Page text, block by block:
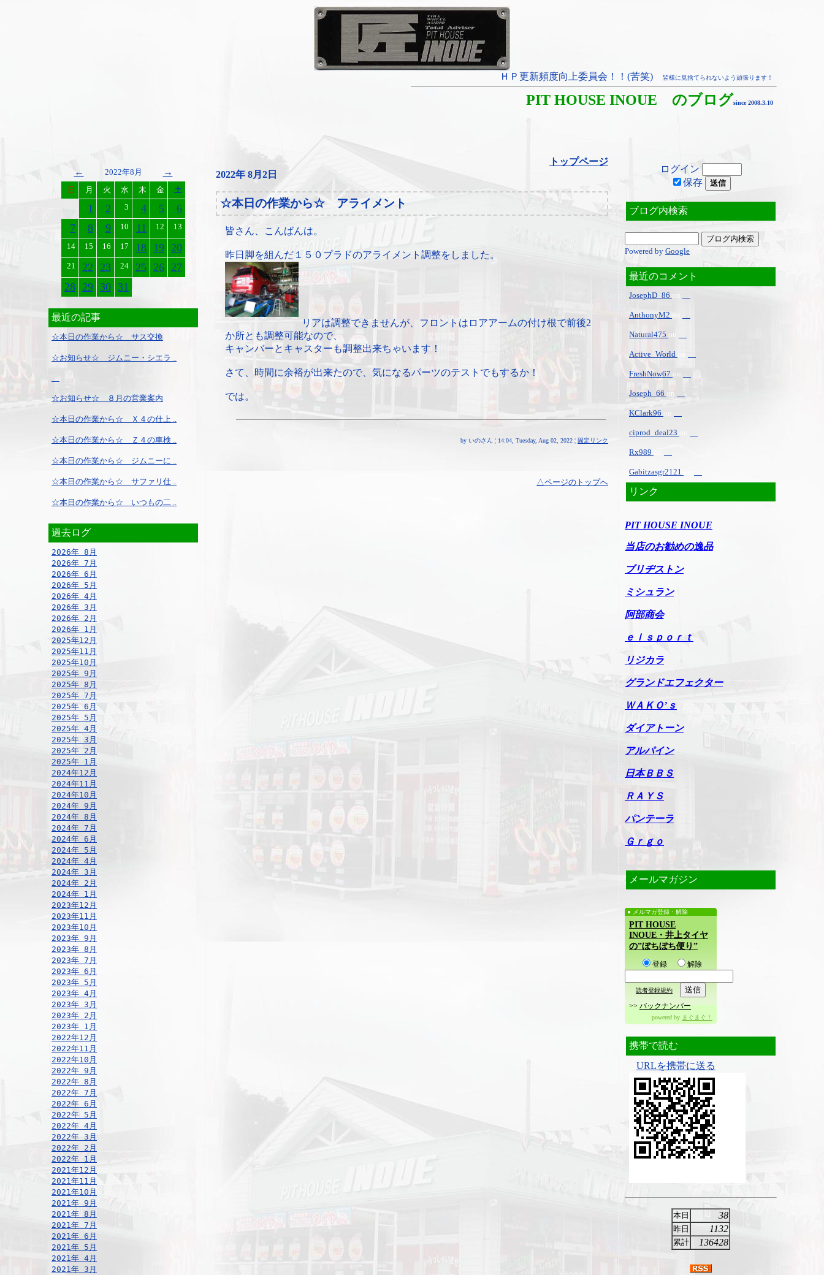
ＨＰ更新頻度向上委員会！！(苦笑) 皆様に見捨てられないよう頑張ります！
PIT HOUSE INOUE のブログsince 2008.3.10
← 2022年8月 →
日 月 火 水 木 金 土
1 2 3 4 5
6
7
8 9 10 11 12 13
14 15 16 17 18 19 20
21 22 23 24 25 26 27
28 29 30 31
最近の記事
☆本日の作業から☆ サス交換
☆お知らせ☆ ジムニー・シエラ ..
☆お知らせ☆ ８月の営業案内
☆本日の作業から☆ Ｘ４の仕上 ..
☆本日の作業から☆ Ｚ４の車検 ..
☆本日の作業から☆ ジムニーに ..
☆本日の作業から☆ サファリ仕 ..
☆本日の作業から☆ いつもの二 ..
過去ログ
2026年 8月
2026年 7月
2026年 6月
2026年 5月
2026年 4月
2026年 3月
2026年 2月
2026年 1月
2025年12月
2025年11月
2025年10月
2025年 9月
2025年 8月
2025年 7月
2025年 6月
2025年 5月
2025年 4月
2025年 3月
2025年 2月
2025年 1月
2024年12月
2024年11月
2024年10月
2024年 9月
2024年 8月
2024年 7月
2024年 6月
2024年 5月
2024年 4月
2024年 3月
2024年 2月
2024年 1月
2023年12月
2023年11月
2023年10月
2023年 9月
2023年 8月
2023年 7月
2023年 6月
2023年 5月
2023年 4月
2023年 3月
2023年 2月
2023年 1月
2022年12月
2022年11月
2022年10月
2022年 9月
2022年 8月
2022年 7月
2022年 6月
2022年 5月
2022年 4月
2022年 3月
2022年 2月
2022年 1月
2021年12月
2021年11月
2021年10月
2021年 9月
2021年 8月
2021年 7月
2021年 6月
2021年 5月
2021年 4月
2021年 3月
トップページ
2022年 8月2日
☆本日の作業から☆ アライメント
皆さん、こんばんは。
昨日脚を組んだ１５０プラドのアライメント調整をしました。
リアは調整できませんが、フロントはロアアームの付け根で前後2
か所とも調整可能なので、
キャンバーとキャスターも調整出来ちゃいます！
さて、時間に余裕が出来たので、気になるパーツのテストでもするか！
では。
by いのさん ¦ 14:04, Tuesday, Aug 02, 2022 ¦ 固定リンク
△ページのトップへ
ログイン
保存
ブログ内検索
Powered by Google
最近のコメント
JosephD_86 on
AnthonyM2 on
Natural475 on
Active_World
FreshNow67 on
Joseph_66 on
KClark96 on
ciprod_deal23
Rx989
Gabitzasgr2121
リンク
PIT HOUSE INOUE
当店のお勧めの逸品
ブリヂストン
ミシュラン
阿部商会
ｅｌｓｐｏｒｔ
リジカラ
グランドエフェクター
ＷＡＫＯ’ｓ
ダイアトーン
アルパイン
日本ＢＢＳ
ＲＡＹＳ
パンテーラ
Ｇｒｇｏ
メールマガジン
メルマガ登録・解除
PIT HOUSE
INOUE・井上タイヤ
の”ぼちぼち便り”
登録 解除
読者登録規約
>> バックナンバー
powered by まぐまぐ！
携帯で読む
URLを携帯に送る
本日 38
昨日 1132
累計 136428